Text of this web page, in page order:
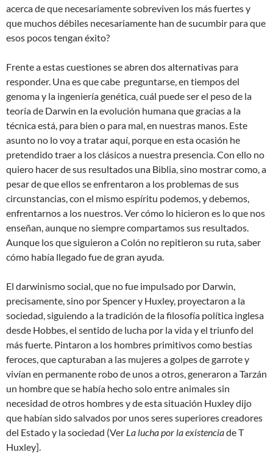
acerca de que necesariamente sobreviven los más fuertes y
que muchos débiles necesariamente han de sucumbir para que
esos pocos tengan éxito?
Frente a estas cuestiones se abren dos alternativas para
responder. Una es que cabe preguntarse, en tiempos del
genoma y la ingeniería genética, cuál puede ser el peso de la
teoría de Darwin en la evolución humana que gracias a la
técnica está, para bien o para mal, en nuestras manos. Este
asunto no lo voy a tratar aquí, porque en esta ocasión he
pretendido traer a los clásicos a nuestra presencia. Con ello no
quiero hacer de sus resultados una Biblia, sino mostrar como, a
pesar de que ellos se enfrentaron a los problemas de sus
circunstancias, con el mismo espíritu podemos, y debemos,
enfrentarnos a los nuestros. Ver cómo lo hicieron es lo que nos
enseñan, aunque no siempre compartamos sus resultados.
Aunque los que siguieron a Colón no repitieron su ruta, saber
cómo había llegado fue de gran ayuda.
El darwinismo social, que no fue impulsado por Darwin,
precisamente, sino por Spencer y Huxley, proyectaron a la
sociedad, siguiendo a la tradición de la filosofía política inglesa
desde Hobbes, el sentido de lucha por la vida y el triunfo del
más fuerte. Pintaron a los hombres primitivos como bestias
feroces, que capturaban a las mujeres a golpes de garrote y
vivían en permanente robo de unos a otros, generaron a Tarzán
un hombre que se había hecho solo entre animales sin
necesidad de otros hombres y de esta situación Huxley dijo
que habían sido salvados por unos seres superiores creadores
del Estado y la sociedad (Ver La lucha por la existenciade T
Huxley].